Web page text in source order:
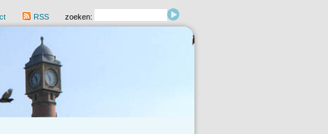
RSS zoeken: